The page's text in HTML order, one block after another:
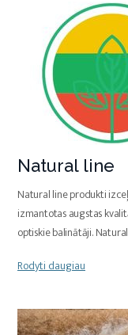
Natural line
Natural line produkti
izmantotas augstas
optiskie balinātāji.
Rodyti daugiau